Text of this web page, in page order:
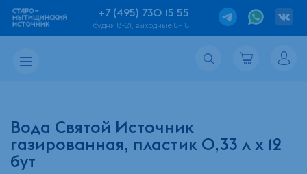
+7 (495) 730 15 55
будни 8-21, выходные 8-18
Вода Святой Источник
газированная, пластик 0,33 л х 12
бут